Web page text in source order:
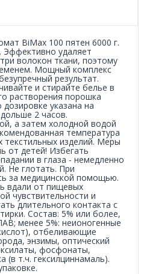
BiMax 100 пятен 6000 г.
Эффективно удаляет
волокон ткани, поэтому
Мощный комплекс
результат.
и стирайте белье в
растворения порошка
указана на
2 часов.
а затем холодной водой
температура
текстильных изделий. Меры
от детей! Избегать
в глаза - немедленно
Не глотать. При
за медицинской помощью.
вдали от пищевых
чувствительности и
длительного контакта с
Состав: 5% или более,
менее 5%: неионогенные
отбеливающие
энзимы, оптический
фосфонаты,
т.ч. гексилциннамаль).